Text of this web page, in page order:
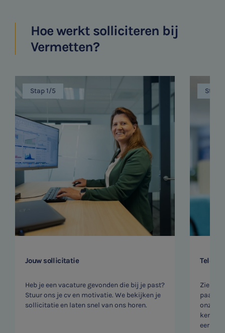
Hoe werkt solliciteren bij
Vermetten?
Stap 1/5
Jouw sollicitatie
Heb je een vacature gevonden die bij je past?
Stuur ons je cv en motivatie. We bekijken je
sollicitatie en laten snel van ons horen.
Stap
Zien
paar
onze
eerste